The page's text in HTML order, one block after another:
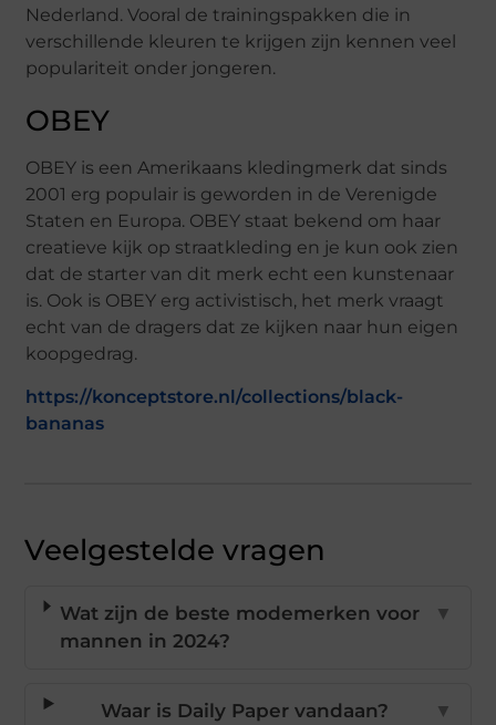
Nederland. Vooral de trainingspakken die in
verschillende kleuren te krijgen zijn kennen veel
populariteit onder jongeren.
OBEY
OBEY is een Amerikaans kledingmerk dat sinds
2001 erg populair is geworden in de Verenigde
Staten en Europa. OBEY staat bekend om haar
creatieve kijk op straatkleding en je kun ook zien
dat de starter van dit merk echt een kunstenaar
is. Ook is OBEY erg activistisch, het merk vraagt
echt van de dragers dat ze kijken naar hun eigen
koopgedrag.
https://konceptstore.nl/collections/black-
bananas
Veelgestelde vragen
Wat zijn de beste modemerken voor
mannen in 2024?
▼
Waar is Daily Paper vandaan? ▼